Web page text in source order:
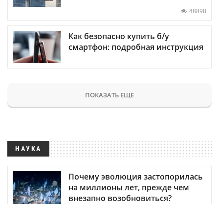
48898
Как безопасно купить б/у
смартфон: подробная инструкция
ПОКАЗАТЬ ЕЩЕ
НАУКА
Почему эволюция застопорилась
на миллионы лет, прежде чем
внезапно возобновиться?